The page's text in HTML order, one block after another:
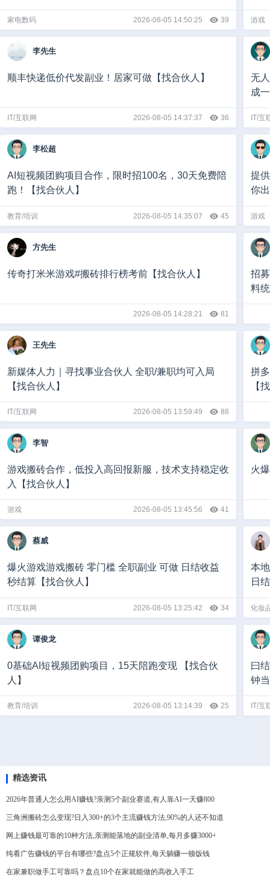
家电数码 2026-08-05 14:50:25 39 游戏
李先生
顺丰快递低价代发副业！居家可做【找合伙人】
IT/互联网 2026-08-05 14:37:37 36
无
成
IT/互
李松超
AI短视频团购项目合作，限时招100名，30天免费陪
跑！【找合伙人】
教育/培训 2026-08-05 14:35:07 45
提
你
游戏
方先生
传奇打米米游戏#搬砖排行榜考前【找合伙人】
2026-08-05 14:28:21 81
招
料
王先生
新媒体人力｜寻找事业合伙人 全职/兼职均可入局
【找合伙人】
IT/互联网 2026-08-05 13:59:49 88
拼
【
李智
游戏搬砖合作，低投入高回报新服，技术支持稳定收
入【找合伙人】
游戏 2026-08-05 13:45:56 41
火
蔡威
爆火游戏游戏搬砖 零门槛 全职副业 可做 日结收益
秒结算【找合伙人】
IT/互联网 2026-08-05 13:25:42 34
本
日
化妆
谭俊龙
0基础AI短视频团购项目，15天陪跑变现 【找合伙
人】
教育/培训 2026-08-05 13:14:39 25
曰
钟
IT/互
精选资讯
2026年普通人怎么用AI赚钱?亲测5个副业赛道,有人靠AI一天赚800
三角洲搬砖怎么变现?日入300+的3个主流赚钱方法,90%的人还不知道
网上赚钱最可靠的10种方法,亲测能落地的副业清单,每月多赚3000+
纯看广告赚钱的平台有哪些?盘点5个正规软件,每天躺赚一顿饭钱
在家兼职做手工可靠吗？盘点10个在家就能做的高收入手工